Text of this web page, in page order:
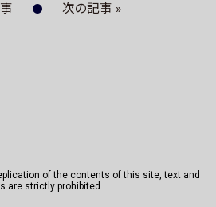
次の記事 »
of the contents of this site, text and
are strictly prohibited.